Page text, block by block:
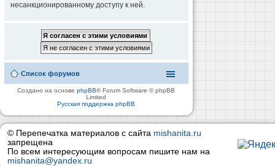
несанкционированному доступу к ней.
Список форумов
Создано на основеphpBB® Forum Software © phpBB
Limited
Русская поддержка phpBB
© Перепечатка материалов с сайта mishanita.ru
запрещена
По всем интересующим вопросам пишите нам на
mishanita@yandex.ru